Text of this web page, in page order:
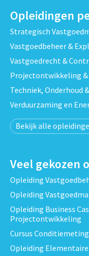
Opleidingen
Strategisch
Vastgoedbeheer &
Vastgoedrecht &
Projectontwikkeling
Techniek, Onderhoud
Verduurzaming en
Bekijk alle
Veel gekozen
Opleiding
Opleiding
Opleiding Business
Projectontwikkeling
Cursus Conditiemeting
Opleiding